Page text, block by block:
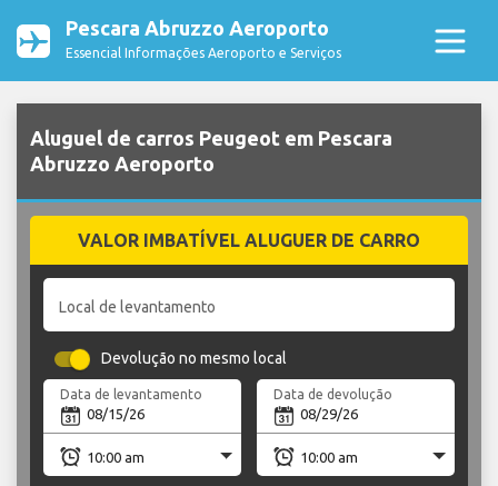
Pescara Abruzzo Aeroporto
Essencial Informações Aeroporto e Serviços
Aluguel de carros Peugeot em Pescara
Abruzzo Aeroporto
VALOR IMBATÍVEL ALUGUER DE CARRO
Local de levantamento
Devolução no mesmo local
Data de levantamento Data de devolução